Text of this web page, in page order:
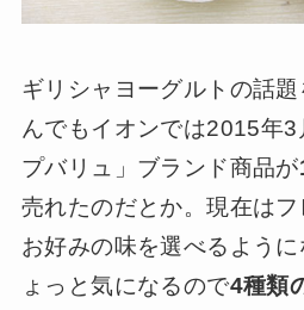
ギリシャヨーグルトの話
んでもイオンでは2015年3
プバリュ」ブランド商品が
売れたのだとか。現在はフ
お好みの味を選べるよう
ょっと気になるので4種類